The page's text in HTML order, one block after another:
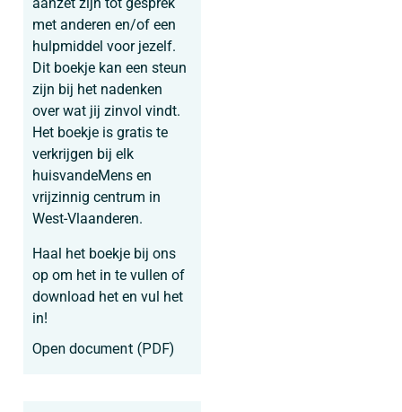
met anderen en/of een
hulpmiddel voor jezelf.
Dit boekje kan een steun
zijn bij het nadenken
over wat jij zinvol vindt.
Het boekje is gratis te
verkrijgen bij elk
huisvandeMens en
vrijzinnig centrum in
West-Vlaanderen.
Haal het boekje bij ons
op om het in te vullen of
download het en vul het
in!
Open document (PDF)